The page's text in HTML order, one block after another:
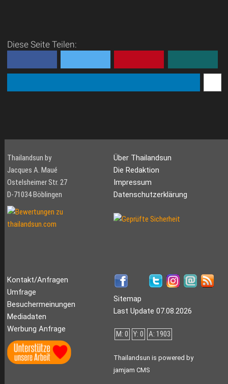
Diese Seite Teilen:
Thailandsun by
Jacques A. Maué
Ostelsheimer Str. 27
D-71034 Böblingen
Über Thailandsun
Die Redaktion
Impressum
Datenschutzerklärung
Kontakt/Anfragen
Umfrage
Besuchermeinungen
Mediadaten
Werbung Anfrage
Sitemap
Last Update 07.08.2026
M: 0 Y: 0 A: 1903
Thailandsun is powered by
jamjam CMS